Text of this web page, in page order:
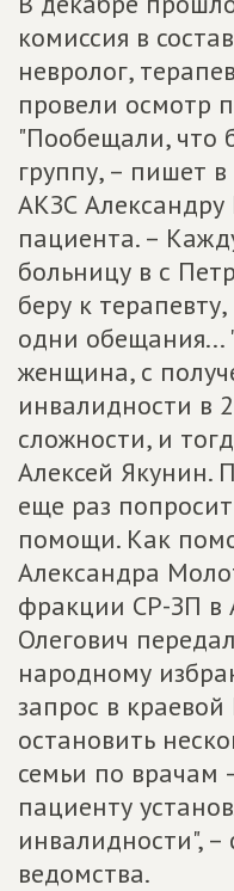
комиссия в
невролог,
провели осмотр
"Пообещали, что
группу, – пишет
АКЗС Александру
пациента. –
больницу в с
беру к
одни обещания...
женщина, с
инвалидности в
сложности, и
Алексей Якунин.
еще раз
помощи. Как
Александра
фракции СР-ЗП в
Олегович
народному
запрос в
остановить
семьи по врачам
пациенту
инвалидности", –
ведомства.